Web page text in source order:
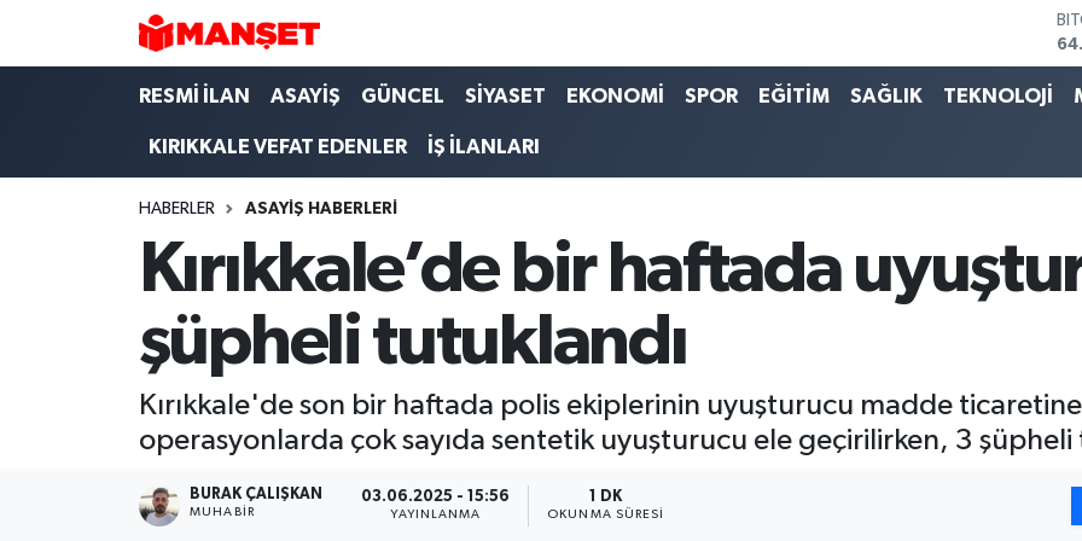
RESMİ İLAN ASAYİŞ GÜNCEL SİYASET EKONOMİ SPOR EĞİTİM SAĞLIK TEKNOLOJİ
KIRIKKALE VEFAT EDENLER İŞ İLANLARI
HABERLER ASAYİŞ HABERLERİ
Kırıkkale’de bir haftada
şüpheli tutuklandı
Kırıkkale'de son bir haftada polis ekiplerinin uyuşturucu madde
operasyonlarda çok sayıda sentetik uyuşturucu ele geçirilirken, 3 şüpheli
BURAK ÇALIŞKAN
MUHABIR
03.06.2025 - 15:56
YAYINLANMA
1 DK
OKUNMA SÜRESI
Hava Durumu
Trafik Durumu
Süper Lig Puan Durumu ve Fikstür
Tüm Manşetler
Son Dakika Haberleri
Haber Arşivi